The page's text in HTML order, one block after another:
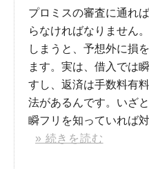
プロミスの審査に通れ
らなければなりません
しまうと、予想外に損
ます。実は、借入では
すし、返済は手数料有
法があるんです。いざ
瞬フリを知っていれば
» 続きを読む